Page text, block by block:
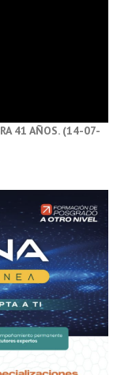
41 AÑOS. (14-07-